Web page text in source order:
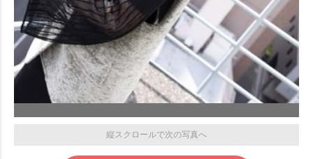
縦スクロールで次の写真へ